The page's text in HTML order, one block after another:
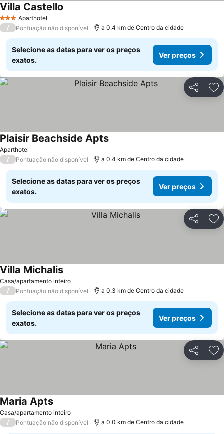
3 EstrelasAparthotel
Villa Castello
/ Pontuação não disponível a 0.4 km de Centro da cidade
Selecione as datas para ver os preços
exatos.
Ver preços
Partilhar
Aparthotel
Plaisir Beachside Apts
/ Pontuação não disponível a 0.4 km de Centro da cidade
Selecione as datas para ver os preços
exatos.
Ver preços
Partilhar
Casa/apartamento inteiro
Villa Michalis
/ Pontuação não disponível a 0.3 km de Centro da cidade
Selecione as datas para ver os preços
exatos.
Ver preços
Partilhar
Casa/apartamento inteiro
Maria Apts
/ Pontuação não disponível a 0.0 km de Centro da cidade